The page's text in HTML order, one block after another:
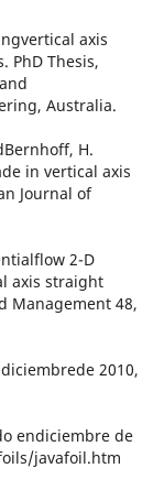
axis
PhD Thesis,
Australia.
H.
in vertical axis
Journal of
2-D
axis straight
Management 48,
2010,
endiciembre de
javafoil.htm